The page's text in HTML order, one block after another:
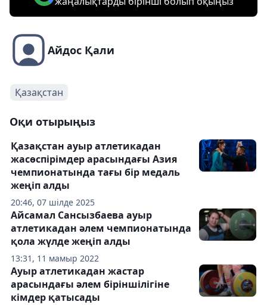
Айдос Қали
Қазақстан
Оқи отырыңыз
20:46, 07 шілде 2025
Қазақстан ауыр атлетикадан
жасөспірімдер арасындағы Азия
чемпионатында тағы бір медаль
жеңіп алды
13:31, 11 мамыр 2022
Айсамал Сансызбаева ауыр
атлетикадан әлем чемпионатында
қола жүлде жеңіп алды
Ауыр атлетикадан жастар
арасындағы әлем біріншілігіне
кімдер қатысады